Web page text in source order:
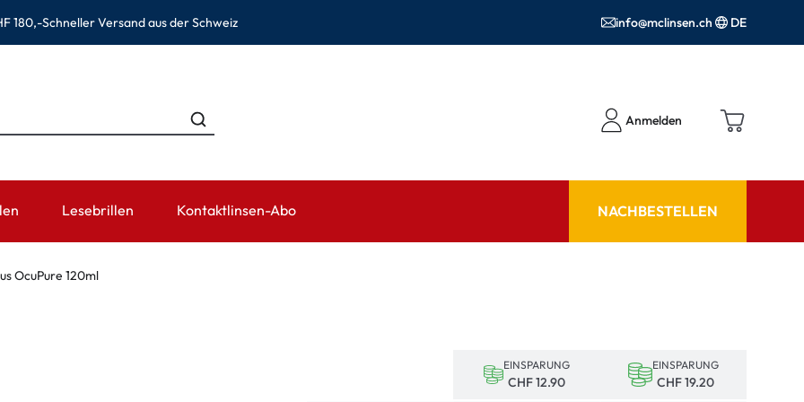
180,-Schneller Versand aus der Schweiz info@mclinsen.ch DE
Anmelden
KATEGORIEN
Lesebrillen Kontaktlinsen-Abo NACHBESTELLEN
OcuPure 120ml
EINSPARUNG
CHF 12.90
EINSPARUNG
CHF 19.20